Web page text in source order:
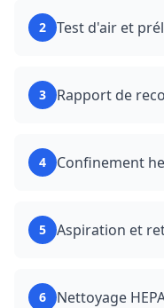
2 Test d'air et
3 Rapport de
4 Confinement
5 Aspiration et
6 Nettoyage